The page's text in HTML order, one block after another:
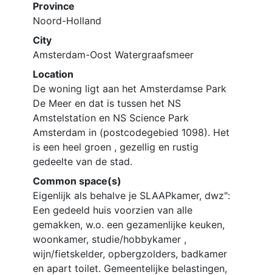
Province
Noord-Holland
City
Amsterdam-Oost Watergraafsmeer
Location
De woning ligt aan het Amsterdamse Park
De Meer en dat is tussen het NS
Amstelstation en NS Science Park
Amsterdam in (postcodegebied 1098). Het
is een heel groen , gezellig en rustig
gedeelte van de stad.
Common space(s)
Eigenlijk als behalve je SLAAPkamer, dwz":
Een gedeeld huis voorzien van alle
gemakken, w.o. een gezamenlijke keuken,
woonkamer, studie/hobbykamer ,
wijn/fietskelder, opbergzolders, badkamer
en apart toilet. Gemeentelijke belastingen,